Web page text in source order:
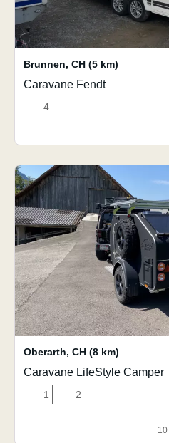
Brunnen, CH (5 km)
Caravane Fendt
4
Oberarth, CH (8 km)
Caravane LifeStyle Camper
1 2